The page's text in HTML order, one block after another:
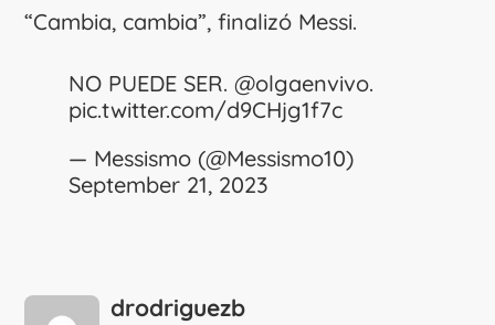
“Cambia, cambia”, finalizó Messi.
NO PUEDE SER.@olgaenvivo.
pic.twitter.com/d9CHjg1f7c
— Messismo (@Messismo10)
September 21, 2023
drodriguezb